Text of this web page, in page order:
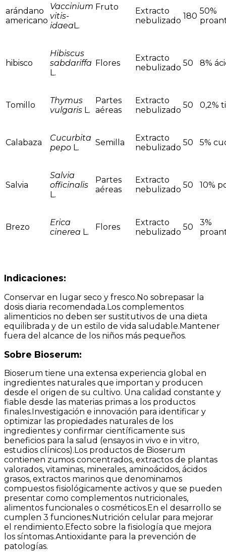
arándano
americano
Vaccinium
vitis-
idaeaL.
Fruto
Extracto
nebulizado 180
50%
hibisco
Hibiscus
sabdariffa
L.
Flores
Extracto
nebulizado 50 8%
Tomillo
Thymus
vulgaris L.
Partes
aéreas
Extracto
nebulizado
50 0,2%
Calabaza
Cucurbita
pepo L.
Semilla
Extracto
nebulizado
50 5%
Salvia
Salvia
officinalis
L.
Partes
aéreas
Extracto
nebulizado 50 10%
Brezo
Erica
cinerea L.
Flores
Extracto
nebulizado
50
3%
Indicaciones:
Conservar en lugar seco y fresco.No sobrepasar la
dosis diaria recomendada.Los complementos
alimenticios no deben ser sustitutivos de una dieta
equilibrada y de un estilo de vida saludable.Mantener
fuera del alcance de los niños más pequeños.
Sobre Bioserum:
Bioserum tiene una extensa experiencia global en
ingredientes naturales que importan y producen
desde el origen de su cultivo. Una calidad constante y
fiable desde las materias primas a los productos
finales.Investigación e innovación para identificar y
optimizar las propiedades naturales de los
ingredientes y confirmar científicamente sus
beneficios para la salud (ensayos in vivo e in vitro,
estudios clínicos).Los productos de Bioserum
contienen zumos concentrados, extractos de plantas
valorados, vitaminas, minerales, aminoácidos, ácidos
grasos, extractos marinos que denominamos
compuestos fisiológicamente activos y que se pueden
presentar como complementos nutricionales,
alimentos funcionales o cosméticos.En el desarrollo se
cumplen 3 funciones:Nutrición celular para mejorar
el rendimiento.Efecto sobre la fisiología que mejora
los síntomas.Antioxidante para la prevención de
patologías.